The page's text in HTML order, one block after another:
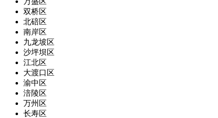
双桥区
北碚区
南岸区
九龙坡区
沙坪坝区
江北区
大渡口区
渝中区
涪陵区
万州区
长寿区